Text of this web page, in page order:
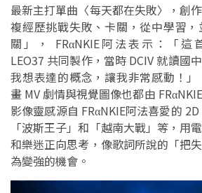
最新主打單曲〈每天都在失敗〉，創
複經歷挑戰失敗、卡關，從中學習
關」， FRαNKIE阿法表示：「這
LEO37 共同製作，當時 DCIV 就讀國
我想表達的概念，讓我非常感動！
畫 MV 劇情與視覺圖像也都由
影像靈感源自 FRαNKIE阿法喜愛的
「波斯王子」和「越南大戰」等，用
和樂迷正向思考，像歌詞所說的「把
為變強的機會。